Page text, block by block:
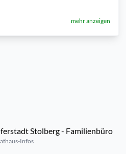
mehr anzeigen
Stolberg - Familienbüro
Infos